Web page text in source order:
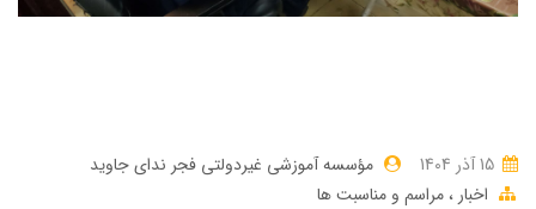
مؤسسه آموزشی غیردولتی فجر ندای جاوید
اخبار مراسم و مناسبت ها